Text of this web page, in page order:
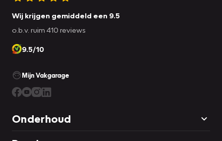
Wij krijgen gemiddeld een 9.5
o.b.v. ruim 410 reviews
9.5/10
Mijn Vakgarage
Onderhoud